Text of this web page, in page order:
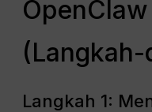
Langkah 1: